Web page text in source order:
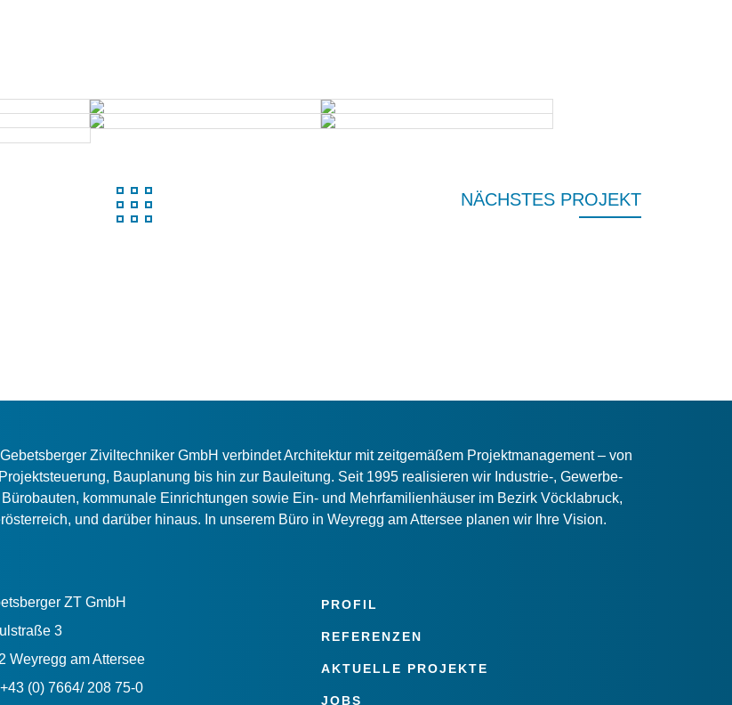
NÄCHSTES PROJEKT
Ziviltechniker GmbH verbindet Architektur mit zeitgemäßem Projektmanagement – von
Bauplanung bis hin zur Bauleitung. Seit 1995 realisieren wir Industrie-, Gewerbe-
kommunale Einrichtungen sowie Ein- und Mehrfamilienhäuser im Bezirk Vöcklabruck,
und darüber hinaus. In unserem Büro in Weyregg am Attersee planen wir Ihre Vision.
ZT GmbH
3
Weyregg am Attersee
(0) 7664/ 208 75-0
PROFIL
REFERENZEN
AKTUELLE PROJEKTE
JOBS